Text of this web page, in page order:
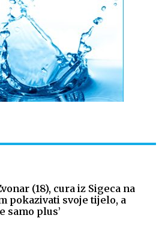
(18), cura iz Sigeca na
pokazivati svoje tijelo, a
samo plus’